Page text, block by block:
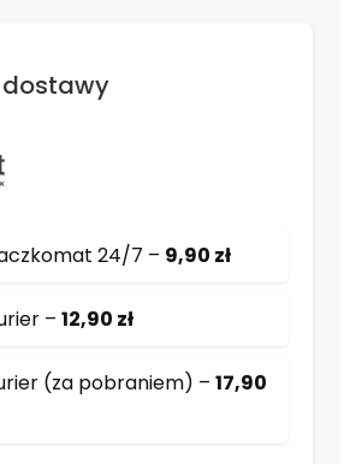
dostawy
24/7 – 9,90 zł
– 12,90 zł
(za pobraniem) – 17,90